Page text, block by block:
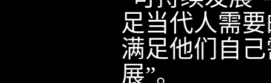
足当代人需
满足他们自
展”。